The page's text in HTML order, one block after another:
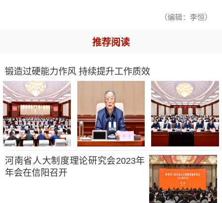
（编辑：李恒）
推荐阅读
锻造过硬能力作风 持续提升工作质效
河南省人大制度理论研究会2023年
年会在信阳召开